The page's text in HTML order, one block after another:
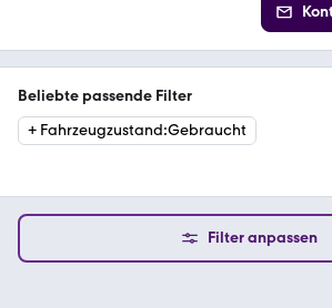
Beliebte passende Filter
+ Fahrzeugzustand:Gebraucht
Filter anpassen